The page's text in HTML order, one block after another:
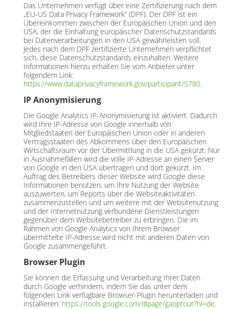
Das Unternehmen verfügt über eine Zertifizierung nach dem
„EU-US Data Privacy Framework“ (DPF). Der DPF ist ein
Übereinkommen zwischen der Europäischen Union und den
USA, der die Einhaltung europäischer Datenschutzstandards
bei Datenverarbeitungen in den USA gewährleisten soll.
Jedes nach dem DPF zertifizierte Unternehmen verpflichtet
sich, diese Datenschutzstandards einzuhalten. Weitere
Informationen hierzu erhalten Sie vom Anbieter unter
folgendem Link:
https://www.dataprivacyframework.gov/participant/5780.
IP Anonymisierung
Die Google Analytics IP-Anonymisierung ist aktiviert. Dadurch
wird Ihre IP-Adresse von Google innerhalb von
Mitgliedstaaten der Europäischen Union oder in anderen
Vertragsstaaten des Abkommens über den Europäischen
Wirtschaftsraum vor der Übermittlung in die USA gekürzt. Nur
in Ausnahmefällen wird die volle IP-Adresse an einen Server
von Google in den USA übertragen und dort gekürzt. Im
Auftrag des Betreibers dieser Website wird Google diese
Informationen benutzen, um Ihre Nutzung der Website
auszuwerten, um Reports über die Websiteaktivitäten
zusammenzustellen und um weitere mit der Websitenutzung
und der Internetnutzung verbundene Dienstleistungen
gegenüber dem Websitebetreiber zu erbringen. Die im
Rahmen von Google Analytics von Ihrem Browser
übermittelte IP-Adresse wird nicht mit anderen Daten von
Google zusammengeführt.
Browser Plugin
Sie können die Erfassung und Verarbeitung Ihrer Daten
durch Google verhindern, indem Sie das unter dem
folgenden Link verfügbare Browser-Plugin herunterladen und
installieren: https://tools.google.com/dlpage/gaoptout?hl=de.